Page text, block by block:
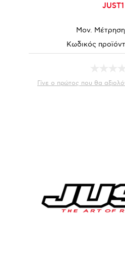
JUST1
Μον.
Κωδικός
Γίνε ο πρώτος που θα